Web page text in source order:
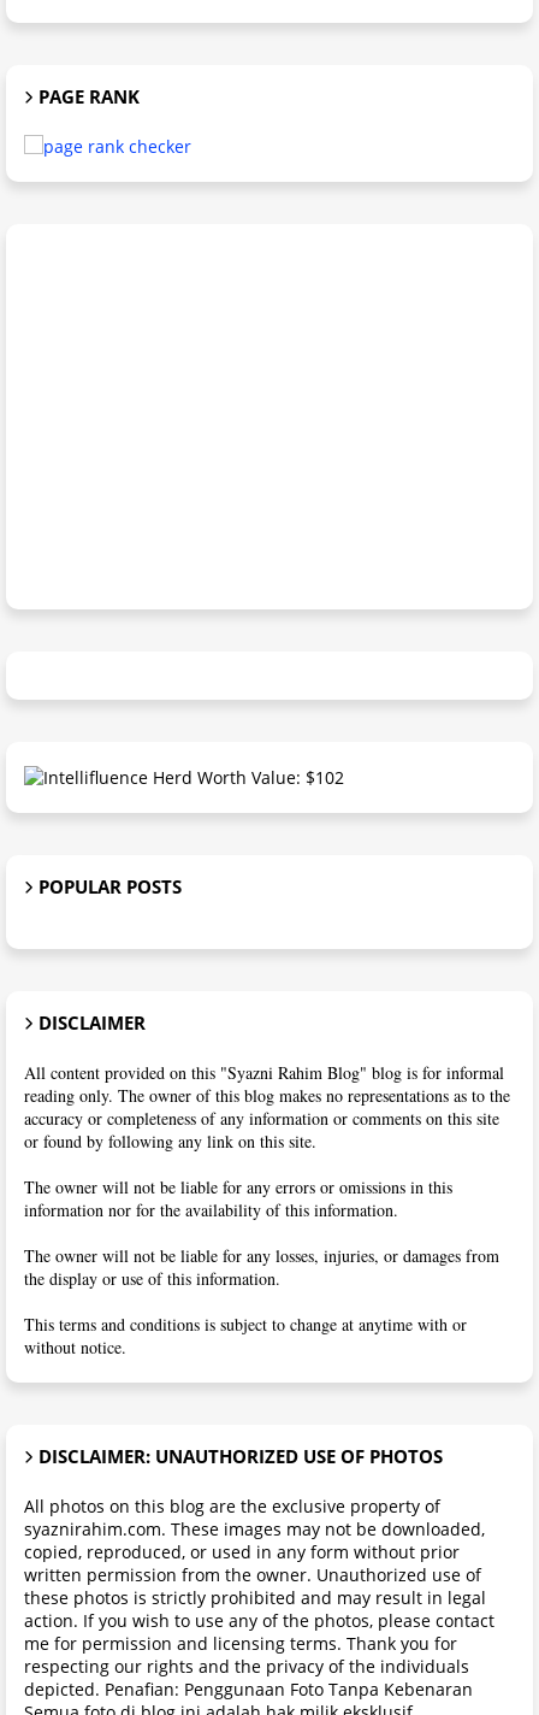
PAGE RANK
POPULAR POSTS
DISCLAIMER
All content provided on this "Syazni Rahim Blog" blog is for informal
reading only. The owner of this blog makes no representations as to the
accuracy or completeness of any information or comments on this site
or found by following any link on this site.
The owner will not be liable for any errors or omissions in this
information nor for the availability of this information.
The owner will not be liable for any losses, injuries, or damages from
the display or use of this information.
This terms and conditions is subject to change at anytime with or
without notice.
DISCLAIMER: UNAUTHORIZED USE OF PHOTOS
All photos on this blog are the exclusive property of
syaznirahim.com. These images may not be downloaded,
copied, reproduced, or used in any form without prior
written permission from the owner. Unauthorized use of
these photos is strictly prohibited and may result in legal
action. If you wish to use any of the photos, please contact
me for permission and licensing terms. Thank you for
respecting our rights and the privacy of the individuals
depicted. Penafian: Penggunaan Foto Tanpa Kebenaran